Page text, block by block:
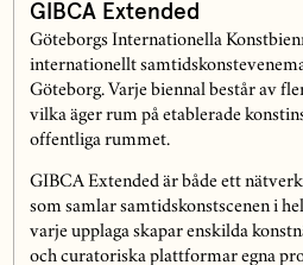
GIBCA Extended
Göteborgs Internationella
internationellt
Göteborg. Varje biennal består av
vilka äger rum på etablerade
offentliga rummet.
GIBCA Extended är både ett
som samlar samtidskonstscenen i
varje upplaga skapar enskilda
och curatoriska plattformar egna